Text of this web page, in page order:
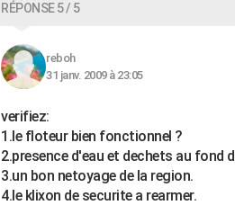
RÉPONSE 5 / 5
reboh
31 janv. 2009 à 23:05
verifiez:
1.le floteur bien fonctionnel ?
2.presence d'eau et dechets au fond
3.un bon netoyage de la region.
4.le klixon de securite a rearmer.